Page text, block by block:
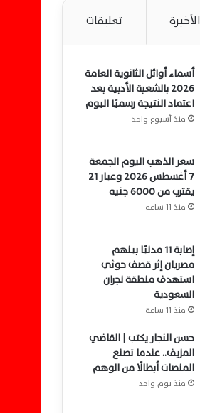
الأخيرة تعليقات
أسماء أوائل الثانوية العامة
2026 بالشعبة الأدبية بعد
اعتماد النتيجة رسميًا اليوم
منذ أسبوع واحد
سعر الذهب اليوم الجمعة
7 أغسطس 2026 وعيار 21
يقترب من 6000 جنيه
منذ 11 ساعة
إصابة 11 مدنيًا بينهم
مصريان إثر قصف حوثي
استهدف منطقة نجران
السعودية
منذ 11 ساعة
حسن النجار يكتب | القاضي
المزيف.. عندما تصنع
المنصات أبطالًا من الوهم
منذ يوم واحد